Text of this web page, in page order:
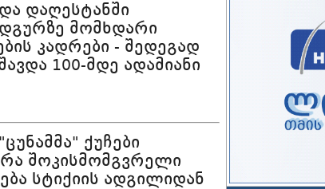
დაღესტანში
მომხდარი
კადრები - შედეგად
100-მდე ადამიანი
ქუჩები
რა შოკისმომგვრელი
სტიქიის ადგილიდან